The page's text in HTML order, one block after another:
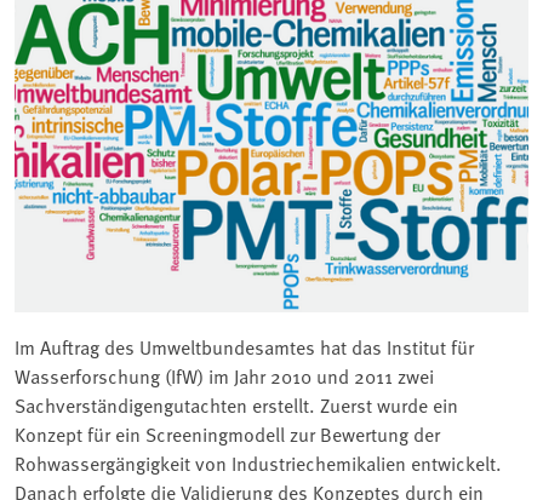
Im Auftrag des Umweltbundesamtes hat das Institut für
Wasserforschung (IfW) im Jahr 2010 und 2011 zwei
Sachverständigengutachten erstellt. Zuerst wurde ein
Konzept für ein Screeningmodell zur Bewertung der
Rohwassergängigkeit von Industriechemikalien entwickelt.
Danach erfolgte die Validierung des Konzeptes durch ein